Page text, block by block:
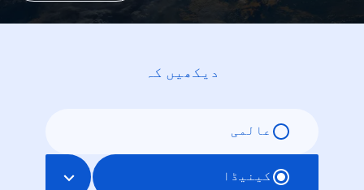
دیکھیں کہ
عالمی
کینیڈا